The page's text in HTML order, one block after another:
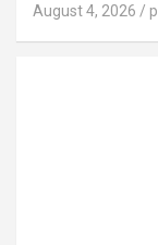
August 4, 2026